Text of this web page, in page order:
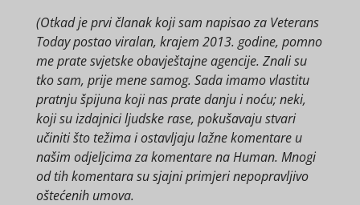
(Otkad je prvi članak koji sam napisao za Veterans
Today postao viralan, krajem 2013. godine, pomno
me prate svjetske obavještajne agencije. Znali su
tko sam, prije mene samog. Sada imamo vlastitu
pratnju špijuna koji nas prate danju i noću; neki,
koji su izdajnici ljudske rase, pokušavaju stvari
učiniti što težima i ostavljaju lažne komentare u
našim odjeljcima za komentare na Human. Mnogi
od tih komentara su sjajni primjeri nepopravljivo
oštećenih umova.